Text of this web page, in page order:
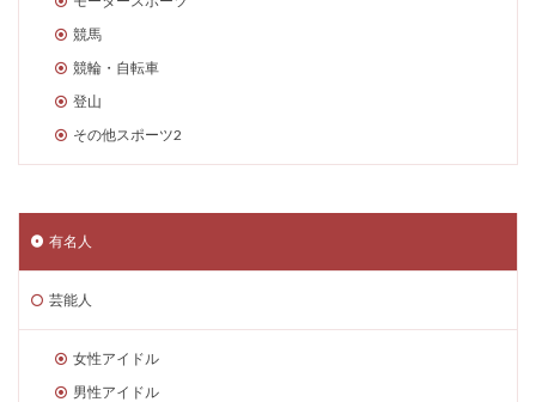
競馬
競輪・自転車
登山
その他スポーツ2
有名人
芸能人
女性アイドル
男性アイドル